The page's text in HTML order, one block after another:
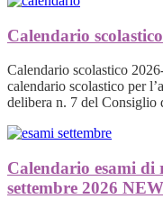
Calendario
Calendario scolastico
calendario scolastico per
delibera n. 7 del Consiglio
Calendario esami di
settembre 2026